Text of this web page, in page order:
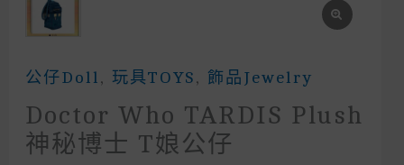
公仔Doll , 玩具TOYS , 飾品Jewelry
Doctor Who TARDIS Plush
神秘博士 T娘公仔